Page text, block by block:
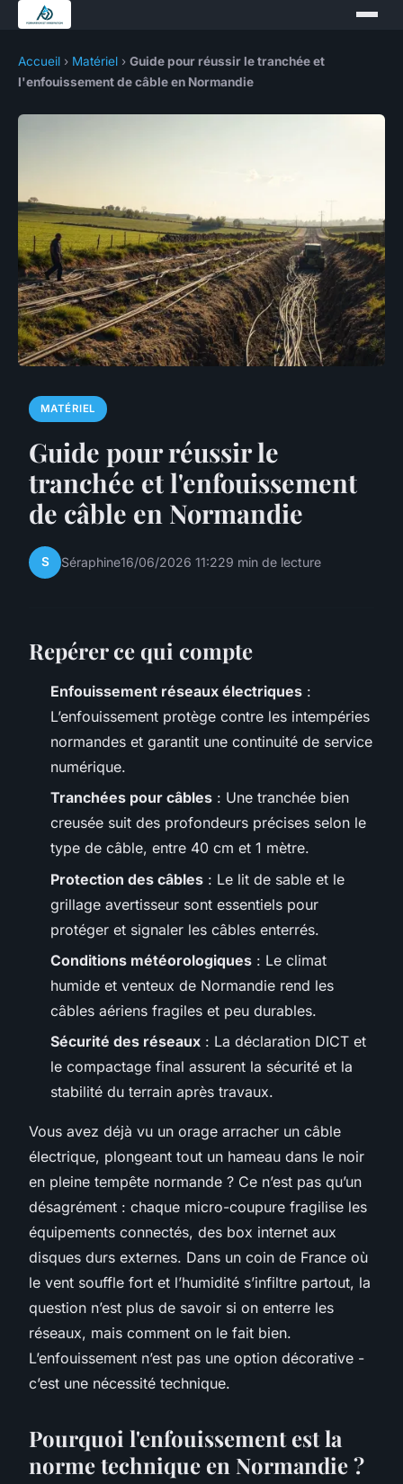
Accueil › Matériel › Guide pour réussir le tranchée et
l'enfouissement de câble en Normandie
MATÉRIEL
Guide pour réussir le
tranchée et l'enfouissement
de câble en Normandie
S Séraphine16/06/2026 11:229 min de lecture
Repérer ce qui compte
Enfouissement réseaux électriques :
L’enfouissement protège contre les intempéries
normandes et garantit une continuité de service
numérique.
Tranchées pour câbles : Une tranchée bien
creusée suit des profondeurs précises selon le
type de câble, entre 40 cm et 1 mètre.
Protection des câbles : Le lit de sable et le
grillage avertisseur sont essentiels pour
protéger et signaler les câbles enterrés.
Conditions météorologiques : Le climat
humide et venteux de Normandie rend les
câbles aériens fragiles et peu durables.
Sécurité des réseaux : La déclaration DICT et
le compactage final assurent la sécurité et la
stabilité du terrain après travaux.
Vous avez déjà vu un orage arracher un câble
électrique, plongeant tout un hameau dans le noir
en pleine tempête normande ? Ce n’est pas qu’un
désagrément : chaque micro-coupure fragilise les
équipements connectés, des box internet aux
disques durs externes. Dans un coin de France où
le vent souffle fort et l’humidité s’infiltre partout, la
question n’est plus de savoir si on enterre les
réseaux, mais comment on le fait bien.
L’enfouissement n’est pas une option décorative -
c’est une nécessité technique.
Pourquoi l'enfouissement est la
norme technique en Normandie ?